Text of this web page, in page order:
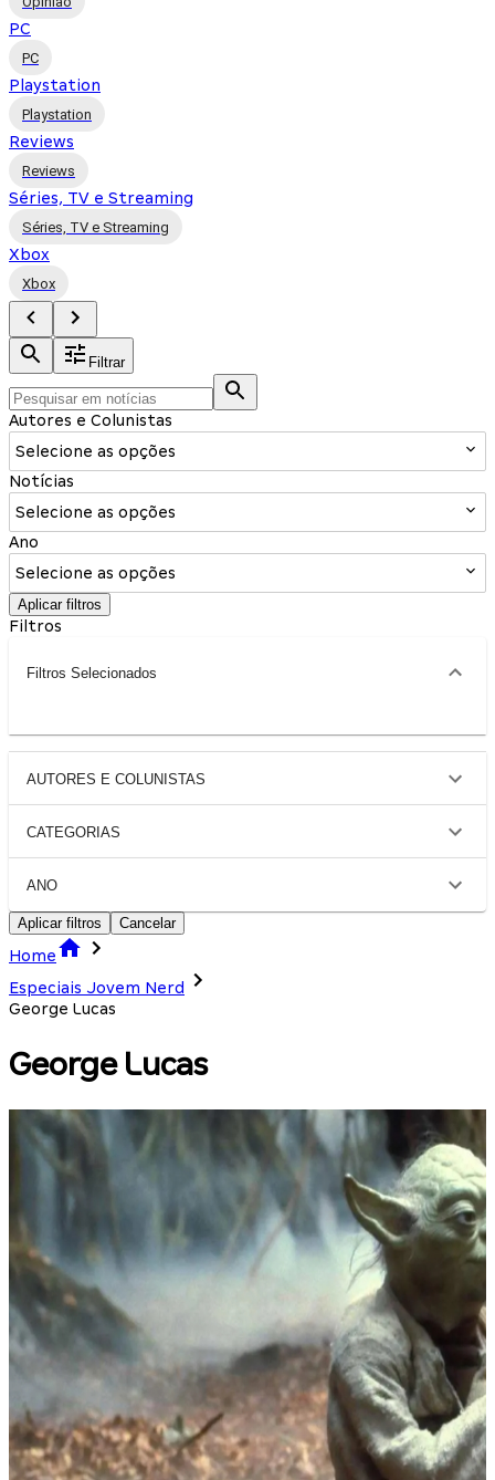
PC
PC
Playstation
Playstation
Reviews
Reviews
Séries, TV e Streaming
Séries, TV e Streaming
Xbox
Xbox
Filtrar
Autores e Colunistas
Selecione as opções
Notícias
Selecione as opções
Ano
Selecione as opções
Aplicar filtros
Filtros
Filtros Selecionados
AUTORES E COLUNISTAS
CATEGORIAS
ANO
Aplicar filtros Cancelar
Home
Especiais Jovem Nerd
George Lucas
George Lucas